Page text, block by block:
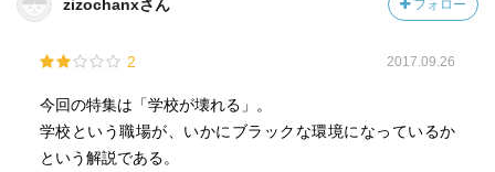
zizochanxさん フォロー
2 2017.09.26
今回の特集は「学校が壊れる」。
学校という職場が、いかにブラックな環境になっているか
という解説である。